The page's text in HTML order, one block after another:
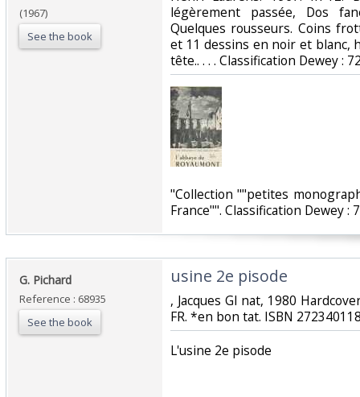
(1967)
See the book
légèrement passée, Dos
Quelques rousseurs. Coins
et 11 dessins en noir et blanc,
tête.. . . . Classification Dewey :
‎"Collection ""petites
France"". Classification Dewey :
‎G. Pichard‎
Reference : 68935
See the book
‎usine 2e pisode‎
‎, Jacques Gl nat, 1980
FR. *en bon tat. ISBN
‎L'usine 2e pisode ‎